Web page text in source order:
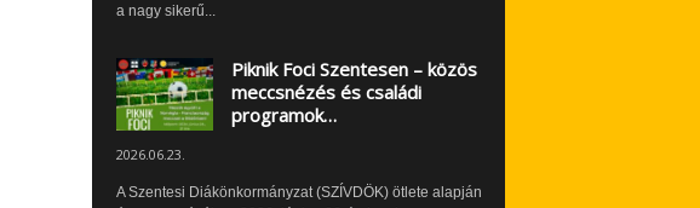
a nagy sikerű...
Piknik Foci Szentesen – közös
meccsnézés és családi
programok…
2026.06.23.
A Szentesi Diákönkormányzat (SZÍVDÖK) ötlete alapján